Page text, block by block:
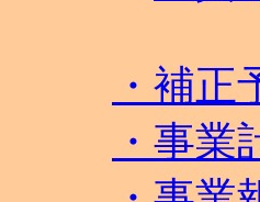
・補正
・事業